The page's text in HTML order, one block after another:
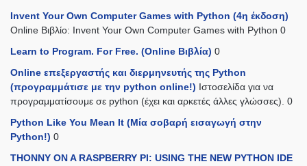
Invent Your Own Computer Games with Python (4η έκδοση)
Online Βιβλίο: Invent Your Own Computer Games with Python 0
Learn to Program. For Free. (Online Βιβλία) 0
Online επεξεργαστής και διερμηνευτής της Python
(προγραμμάτισε με την python online!) Ιστοσελίδα για να
προγραμματίσουμε σε python (έχει και αρκετές άλλες γλώσσες). 0
Python Like You Mean It (Mία σοβαρή εισαγωγή στην
Python!) 0
THONNY ON A RASPBERRY PI: USING THE NEW PYTHON IDE